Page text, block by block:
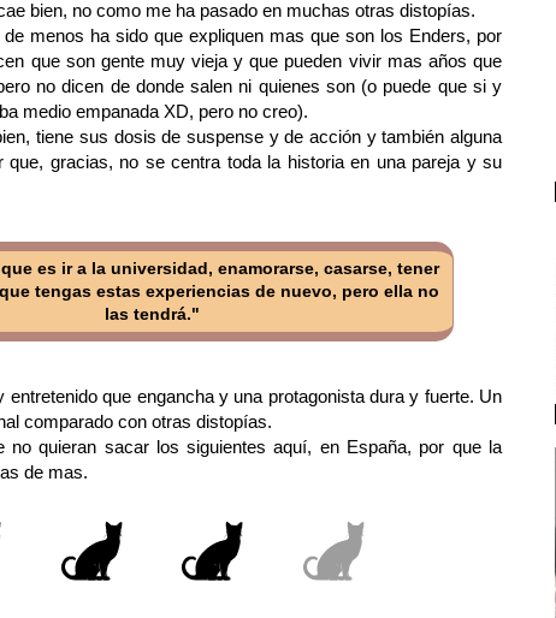
bien, no como me ha pasado en muchas otras distopías.
menos ha sido que expliquen mas que son los Enders, por
que son gente muy vieja y que pueden vivir mas años que
no dicen de donde salen ni quienes son (o puede que si y
medio empanada XD, pero no creo).
tiene sus dosis de suspense y de acción y también alguna
que, gracias, no se centra toda la historia en una pareja y su
es ir a la universidad, enamorarse, casarse, tener
tengas estas experiencias de nuevo, pero ella no
las tendrá."
entretenido que engancha y una protagonista dura y fuerte. Un
comparado con otras distopías.
no quieran sacar los siguientes aquí, en España, por que la
de mas.